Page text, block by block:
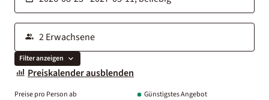
Filter anzeigen
Preiskalender ausblenden
Preise pro Person ab Günstigstes Angebot